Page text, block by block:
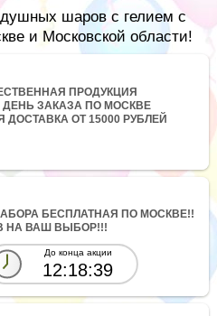
шаров с гелием с
и Московской области!
ПРОДУКЦИЯ
ДЕНЬ ЗАКАЗА ПО МОСКВЕ
ДОСТАВКА ОТ 15000 РУБЛЕЙ
БЕСПЛАТНАЯ ПО МОСКВЕ!!
НА ВАШ ВЫБОР!!!
До конца акции
12:18:39